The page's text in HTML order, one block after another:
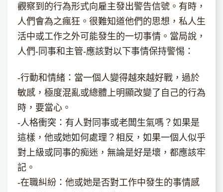
觀察到的行為形式向雇主發出警告信號。有時，
人們會為之瘋狂。很難知道他們的思想，私人生
活中或工作之外可能發生的一切事情。當局說，
人們-同事和主管-應該對以下事情保持警惕：
-行動和情緒：當一個人變得越來越好戰，過於
敏感，極度混亂或總體上明顯改變了自己的行為
時，要當心。
-人格衝突：有人對同事或老闆生氣嗎？如果是
這樣，他或她如何處理？相反，如果一個人似乎
對上級或同事的痴迷，無論是好是壞，都應該牢
記。
-在職糾紛：他或她是否對工作中發生的事情感